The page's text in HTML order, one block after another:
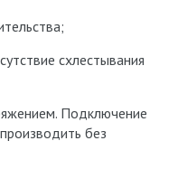
схлестывания
Подключение
без